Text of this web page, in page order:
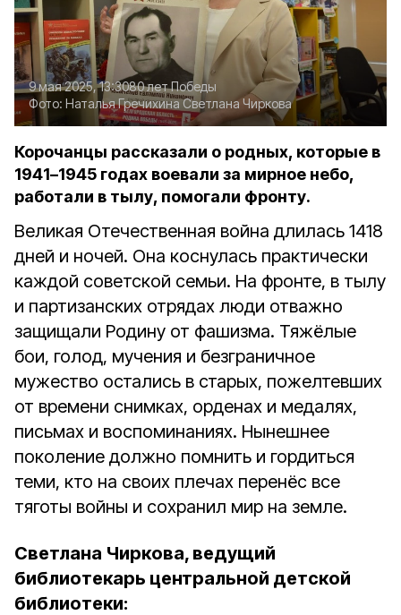
9 мая 2025, 13:3080 лет Победы
Фото: Наталья ГречихинаСветлана Чиркова
Корочанцы рассказали о родных, которые в
1941–1945 годах воевали за мирное небо,
работали в тылу, помогали фронту.
Великая Отечественная война длилась 1418
дней и ночей. Она коснулась практически
каждой советской семьи. На фронте, в тылу
и партизанских отрядах люди отважно
защищали Родину от фашизма. Тяжёлые
бои, голод, мучения и безграничное
мужество остались в старых, пожелтевших
от времени снимках, орденах и медалях,
письмах и воспоминаниях. Нынешнее
поколение должно помнить и гордиться
теми, кто на своих плечах перенёс все
тяготы войны и сохранил мир на земле.
Светлана Чиркова, ведущий
библиотекарь центральной детской
библиотеки: